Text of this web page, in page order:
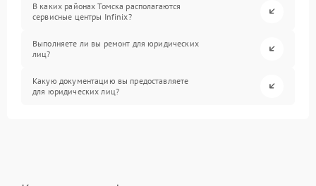
В каких районах Томска располагаются
сервисные центры Infinix?
Выполняете ли вы ремонт для юридических
лиц?
Какую документацию вы предоставляете
для юридических лиц?